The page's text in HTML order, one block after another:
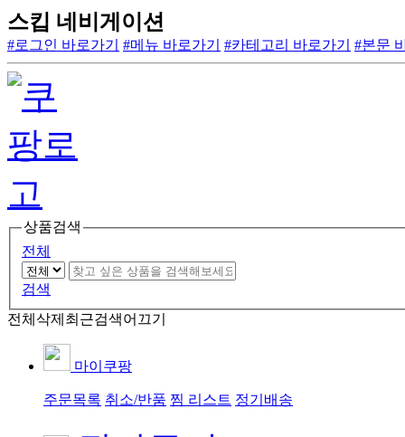
스킵 네비게이션
#로그인 바로가기 #메뉴 바로가기 #카테고리 바로가기 #본문
상품검색
전체
검색
전체삭제 최근검색어끄기
마이쿠팡
주문목록 취소/반품 찜 리스트 정기배송